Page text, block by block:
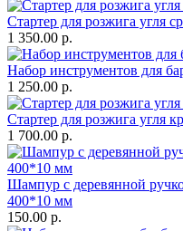
Стартер для розжига угля
1 350.00 р.
Набор инструментов для
1 250.00 р.
Стартер для розжига угля
1 700.00 р.
Шампур с деревянной
400*10 мм
150.00 р.